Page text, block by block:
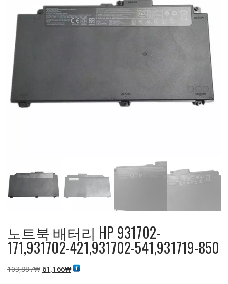
노트북 배터리 HP 931702-
171,931702-421,931702-541,931719-850
103,887₩ 원
61,166₩현